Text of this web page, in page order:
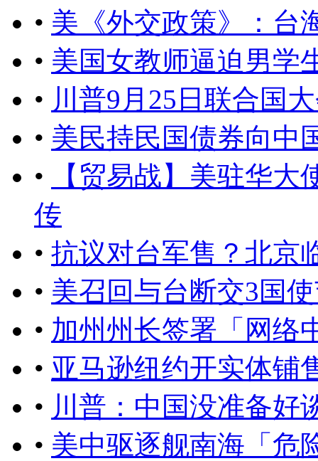
• 美《外交政策》：台
• 美国女教师逼迫男学
• 川普9月25日联合国
• 美民持民国债券向中
•
【贸易战】美驻华
传
• 抗议对台军售？北京
• 美召回与台断交3国
• 加州州长签署「网络
• 亚马逊纽约开实体铺
• 川普：中国没准备好
• 美中驱逐舰南海「危